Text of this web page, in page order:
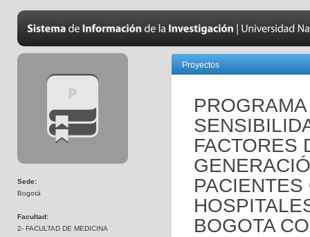
Sede:
Bogotá
Facultad:
2- FACULTAD DE MEDICINA
Proyectos
FACTORES
BOGOTA